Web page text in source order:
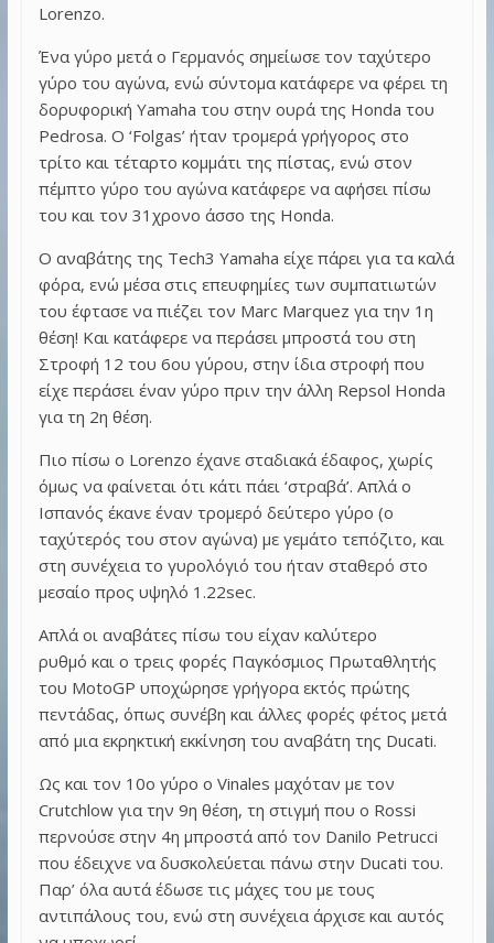
Lorenzo.
Ένα γύρο μετά ο Γερμανός σημείωσε τον ταχύτερο
γύρο του αγώνα, ενώ σύντομα κατάφερε να φέρει τη
δορυφορική Yamaha του στην ουρά της Honda του
Pedrosa. Ο ‘Folgas’ ήταν τρομερά γρήγορος στο
τρίτο και τέταρτο κομμάτι της πίστας, ενώ στον
πέμπτο γύρο του αγώνα κατάφερε να αφήσει πίσω
του και τον 31χρονο άσσο της Honda.
Ο αναβάτης της Tech3 Yamaha είχε πάρει για τα καλά
φόρα, ενώ μέσα στις επευφημίες των συμπατιωτών
του έφτασε να πιέζει τον Marc Marquez για την 1η
θέση! Και κατάφερε να περάσει μπροστά του στη
Στροφή 12 του 6ου γύρου, στην ίδια στροφή που
είχε περάσει έναν γύρο πριν την άλλη Repsol Honda
για τη 2η θέση.
Πιο πίσω ο Lorenzo έχανε σταδιακά έδαφος, χωρίς
όμως να φαίνεται ότι κάτι πάει ‘στραβά’. Απλά ο
Ισπανός έκανε έναν τρομερό δεύτερο γύρο (ο
ταχύτερός του στον αγώνα) με γεμάτο τεπόζιτο, και
στη συνέχεια το γυρολόγιό του ήταν σταθερό στο
μεσαίο προς υψηλό 1.22sec.
Απλά οι αναβάτες πίσω του είχαν καλύτερο
ρυθμό και ο τρεις φορές Παγκόσμιος Πρωταθλητής
του MotoGP υποχώρησε γρήγορα εκτός πρώτης
πεντάδας, όπως συνέβη και άλλες φορές φέτος μετά
από μια εκρηκτική εκκίνηση του αναβάτη της Ducati.
Ως και τον 10ο γύρο ο Vinales μαχόταν με τον
Crutchlow για την 9η θέση, τη στιγμή που ο Rossi
περνούσε στην 4η μπροστά από τον Danilo Petrucci
που έδειχνε να δυσκολεύεται πάνω στην Ducati του.
Παρ’ όλα αυτά έδωσε τις μάχες του με τους
αντιπάλους του, ενώ στη συνέχεια άρχισε και αυτός